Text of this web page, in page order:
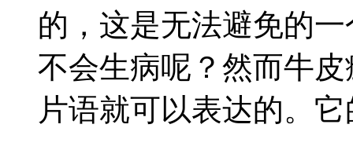
的，这是无法避免的
不会生病呢？然而牛
片语就可以表达的。